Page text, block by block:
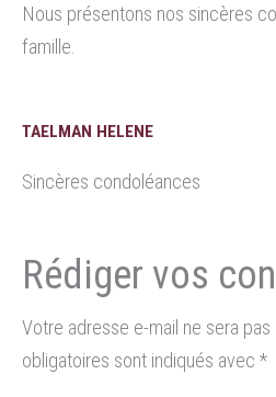
Nous présentons nos sincères
famille.
TAELMAN HELENE
Sincères condoléances
Votre adresse e-mail ne sera pas
obligatoires sont indiqués avec *